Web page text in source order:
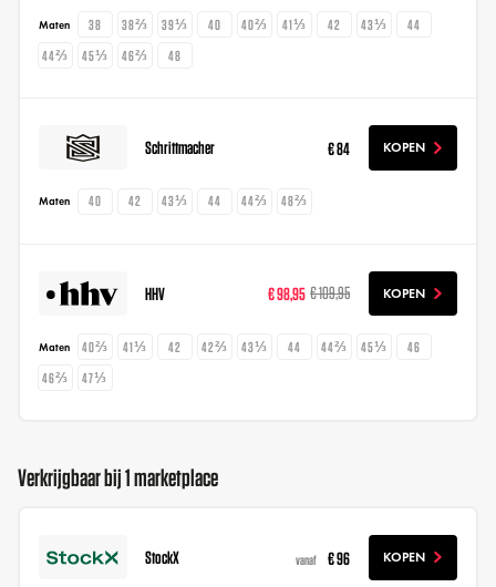
Maten 38 38⅔ 39⅓ 40 40⅔ 41⅓ 42 43⅓
44
44⅔
45⅓ 46⅔ 48
Schrittmacher € 84 KOPEN
Maten 40 42 43⅓ 44 44⅔ 48⅔
HHV € 98,95 € 109,95 KOPEN
Maten 40⅔ 41⅓ 42 42⅔ 43⅓ 44 44⅔ 45⅓
46
46⅔
47⅓
Verkrijgbaar bij 1 marketplace
StockX vanaf € 96 KOPEN